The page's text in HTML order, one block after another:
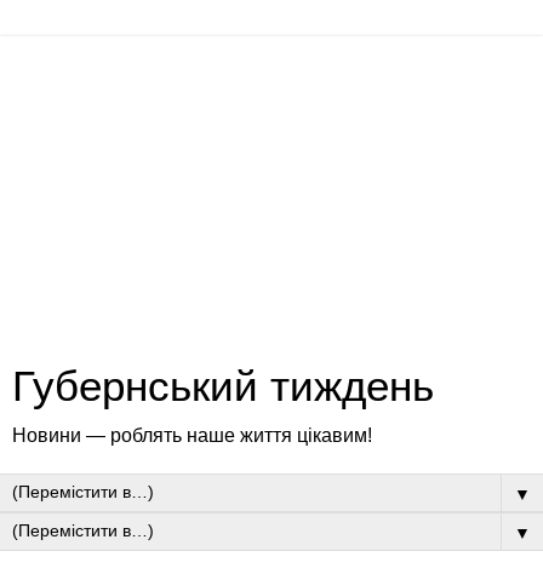
Губернський тиждень
Новини — роблять наше життя цікавим!
▼
▼